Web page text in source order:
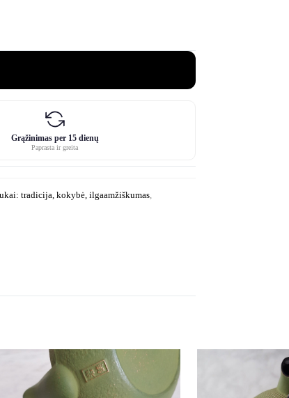
Grąžinimas per 15 dienų
Paprasta ir greita
tradicija, kokybė, ilgaamžiškumas